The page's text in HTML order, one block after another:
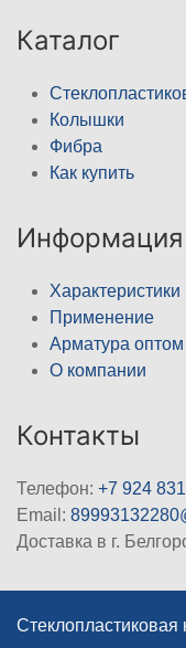
Каталог
Колышки
Фибра
Как купить
Информация
Характеристики
Применение
Арматура оптом
О компании
Контакты
Телефон: +7 924
Email:
Доставка в г.
Стеклопластиковая